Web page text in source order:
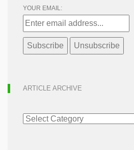
YOUR EMAIL:
ARTICLE ARCHIVE
ARTICLE
ARCHIVE